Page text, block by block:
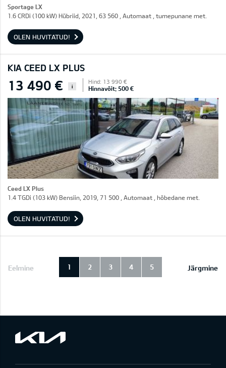
Sportage LX
1.6 CRDi (100 kW) Hübriid, 2021, 63 560 , Automaat , tumepunane met.
OLEN HUVITATUD!
KIA CEED LX PLUS
13 490 € i
Hind: 13 990 €
Hinnavõit: 500 €
Ceed LX Plus
1.4 TGDi (103 kW) Bensiin, 2019, 71 500 , Automaat , hõbedane met.
OLEN HUVITATUD!
Eelmine Järgmine
1 2 3 4 5